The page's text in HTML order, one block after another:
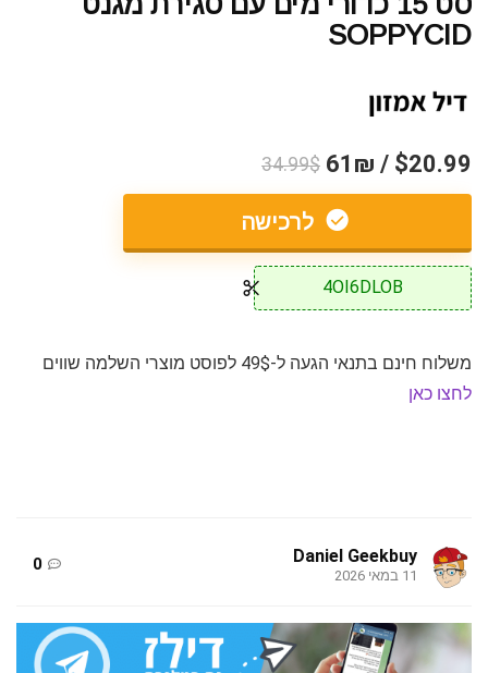
SOPPYCID
$20.99 / 61₪
34.99$
לרכישה
4OI6DLOB
משלוח חינם בתנאי הגעה ל-49$ לפוסט מוצרי השלמה שווים
לחצו כאן
Daniel Geekbuy
11 במאי 2026
0